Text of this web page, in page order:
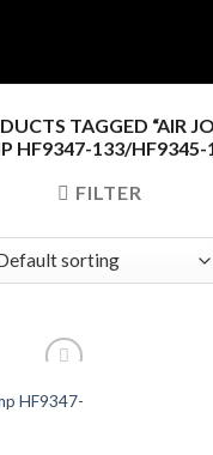
TAGGED “AIR
HF9347-133/HF9345-
FILTER
wishlist
HF9347-